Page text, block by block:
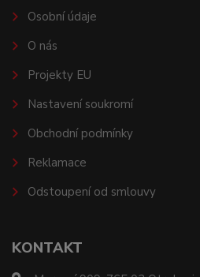
KONTAKT
Osobní údaje
O nás
Projekty EU
Nastavení soukromí
Obchodní podmínky
Reklamace
Odstoupení od smlouvy